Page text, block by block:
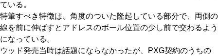
ている。
特筆すべき特徴は、角度のついた隆起している部分で、両側の
線を前に伸ばすとアドレスのボール位置の少し前で交わるよう
になっている。
ウッド発売当時は話題にならなかったが、PXG契約のうちの